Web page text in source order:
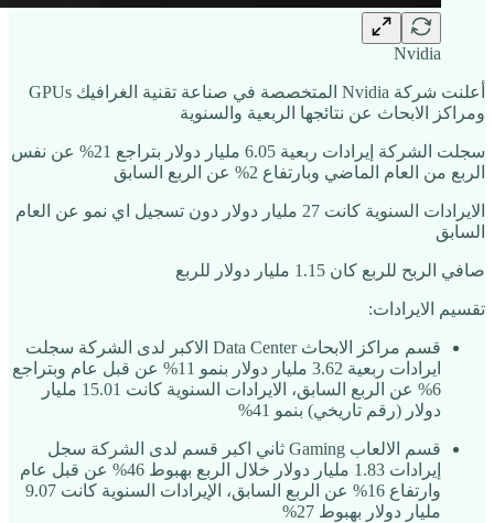
Nvidia
أعلنت شركة Nvidia المتخصصة في صناعة تقنية الغرافيك GPUs
ومراكز الابحاث عن نتائجها الربعية والسنوية
سجلت الشركة إيرادات ربعية 6.05 مليار دولار بتراجع 21% عن نفس
الربع من العام الماضي وبارتفاع 2% عن الربع السابق
الايرادات السنوية كانت 27 مليار دولار دون تسجيل اي نمو عن العام
السابق
صافي الربح للربع كان 1.15 مليار دولار للربع
تقسيم الايرادات:
قسم مراكز الابحاث Data Center الاكبر لدى الشركة سجلت
ايرادات ربعية 3.62 مليار دولار بنمو 11% عن قبل عام وبتراجع
6% عن الربع السابق، الايرادات السنوية كانت 15.01 مليار
دولار (رقم تاريخي) بنمو 41%
قسم الالعاب Gaming ثاني اكبر قسم لدى الشركة سجل
إيرادات 1.83 مليار دولار خلال الربع بهبوط 46% عن قبل عام
وارتفاع 16% عن الربع السابق، الإيرادات السنوية كانت 9.07
مليار دولار بهبوط 27%